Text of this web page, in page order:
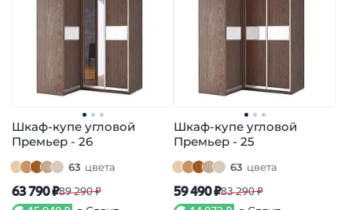
Шкаф-купе угловой
Премьер - 26
63 цвета
63 790 ₽89 290 ₽
Шкаф-купе угловой
Премьер - 25
63 цвета
59 490 ₽83 290 ₽